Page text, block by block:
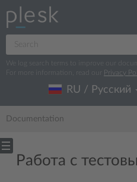
We log search terms to improve our
For more information, read our
Privacy
RU / Русский
Documentation
Работа с